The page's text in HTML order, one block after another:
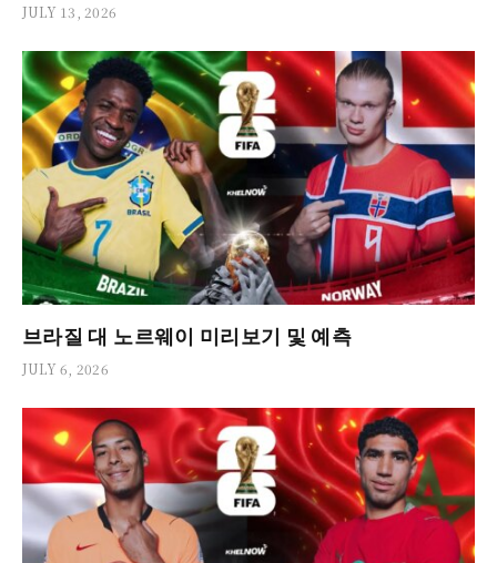
JULY 13, 2026
브라질 대 노르웨이 미리보기 및 예측
JULY 6, 2026